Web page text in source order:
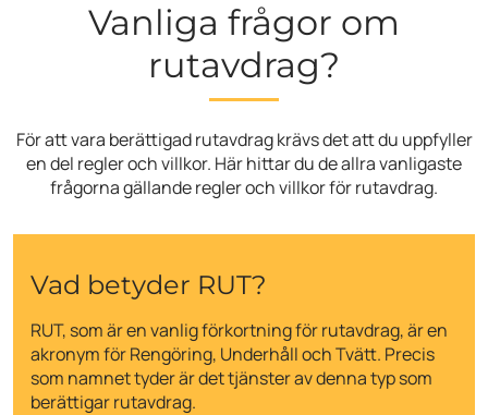
Vanliga frågor om
rutavdrag?
För att vara berättigad rutavdrag krävs det att du uppfyller
en del regler och villkor. Här hittar du de allra vanligaste
frågorna gällande regler och villkor för rutavdrag.
Vad betyder RUT?
RUT, som är en vanlig förkortning för rutavdrag, är en
akronym för Rengöring, Underhåll och Tvätt. Precis
som namnet tyder är det tjänster av denna typ som
berättigar rutavdrag.